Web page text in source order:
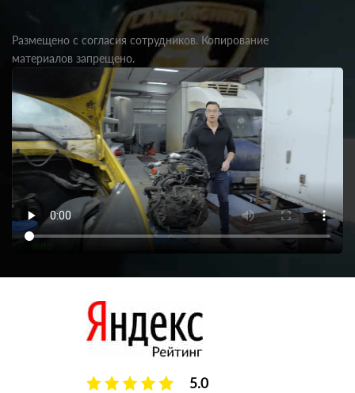
Размещено с согласия сотрудников. Копирование
материалов запрещено.
5.0